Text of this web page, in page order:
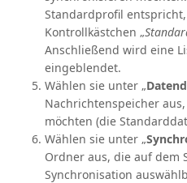
Standardprofil
Kontrollkästchen „
Anschließend wird eine
eingeblendet.
Wählen sie unter „
Nachrichtenspeicher
möchten (die
Wählen sie unter „
Ordner aus, die auf dem
Synchronisation